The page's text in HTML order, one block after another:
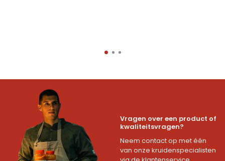
Vragen over een product of
kwaliteitsvragen?
Neem contact op met één
van onze kruidenspecialisten